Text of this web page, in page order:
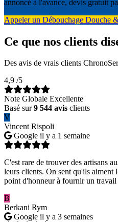
annoncé à l'avance, devis gratuit
Appeler un Débouchage Douche
Ce que nos clients
Des avis de vrais clients
4,9 /5
Note Globale Excellente
Basé sur9 544 avis clients
V
Vincent Rispoli
Google il y a 1 semaine
C'est rare de trouver des artisans
leurs clients. On sent qu'ils aiment
point d'honneur à fournir un travail
B
Berkani Rym
Google il y a 3 semaines